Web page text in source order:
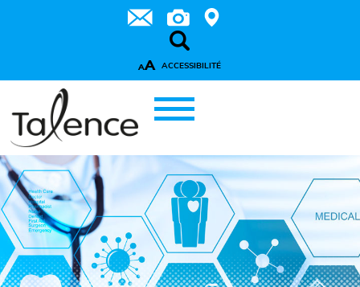
AA ACCESSIBILITÉ